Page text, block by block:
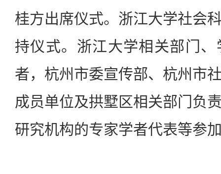
桂方出席仪式。浙江大学社会
持仪式。浙江大学相关部门
者，杭州市委宣传部、杭州市
成员单位及拱墅区相关部门负
研究机构的专家学者代表等参